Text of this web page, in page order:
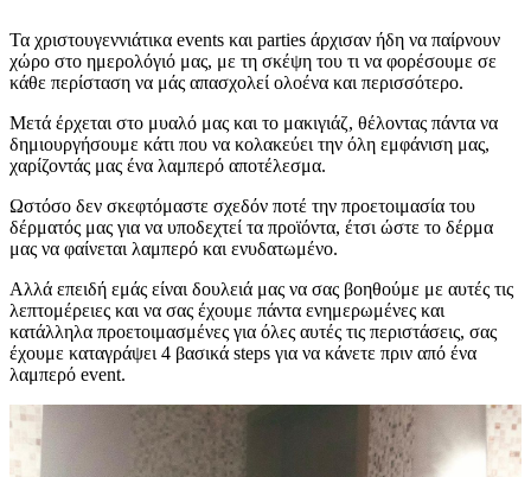
Τα χριστουγεννιάτικα events και parties άρχισαν ήδη να παίρνουν
χώρο στο ημερολόγιό μας, με τη σκέψη του τι να φορέσουμε σε
κάθε περίσταση να μάς απασχολεί ολοένα και περισσότερο.
Μετά έρχεται στο μυαλό μας και το μακιγιάζ, θέλοντας πάντα να
δημιουργήσουμε κάτι που να κολακεύει την όλη εμφάνιση μας,
χαρίζοντάς μας ένα λαμπερό αποτέλεσμα.
Ωστόσο δεν σκεφτόμαστε σχεδόν ποτέ την προετοιμασία του
δέρματός μας για να υποδεχτεί τα προϊόντα, έτσι ώστε το δέρμα
μας να φαίνεται λαμπερό και ενυδατωμένο.
Αλλά επειδή εμάς είναι δουλειά μας να σας βοηθούμε με αυτές τις
λεπτομέρειες και να σας έχουμε πάντα ενημερωμένες και
κατάλληλα προετοιμασμένες για όλες αυτές τις περιστάσεις, σας
έχουμε καταγράψει 4 βασικά steps για να κάνετε πριν από ένα
λαμπερό event.